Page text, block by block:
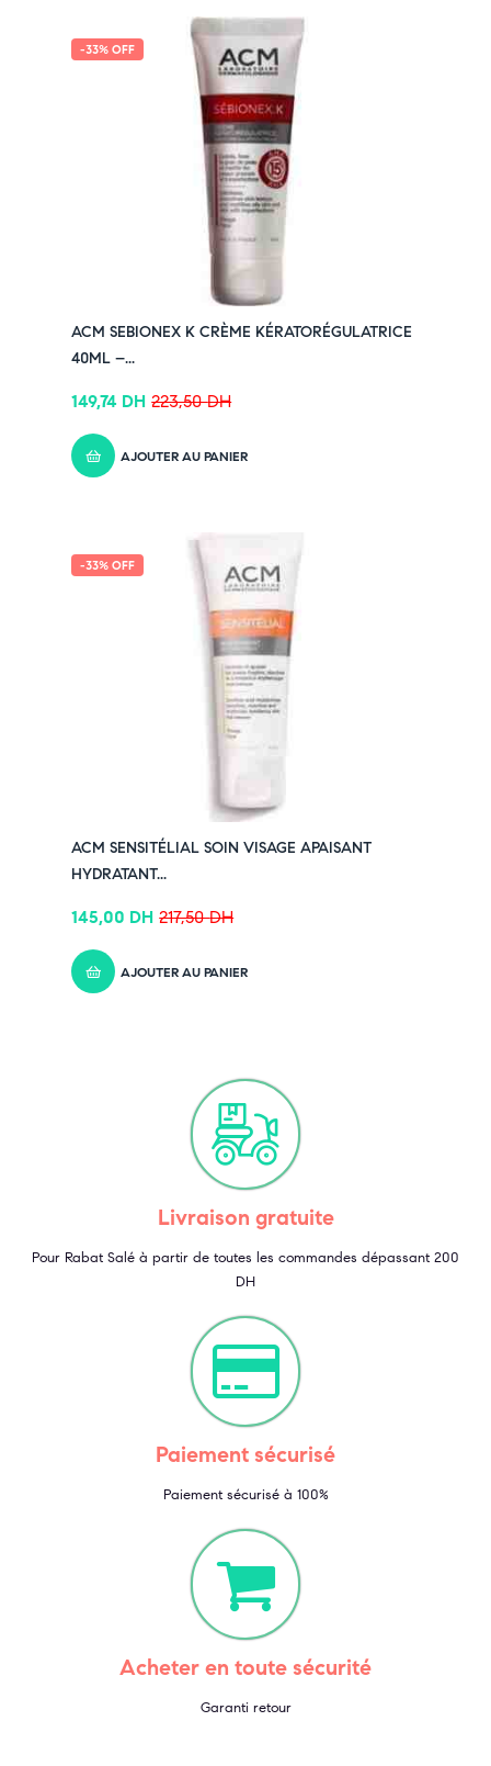
-33% OFF
ACM SEBIONEX K CRÈME KÉRATORÉGULATRICE
40ML –...
223,50DH
149,74 DH
AJOUTER AU PANIER
-33% OFF
ACM SENSITÉLIAL SOIN VISAGE APAISANT
HYDRATANT...
217,50DH
145,00 DH
AJOUTER AU PANIER
Livraison gratuite
Pour Rabat Salé à partir de toutes les commandes dépassant 200
DH
Paiement sécurisé
Paiement sécurisé à 100%
Acheter en toute sécurité
Garanti retour